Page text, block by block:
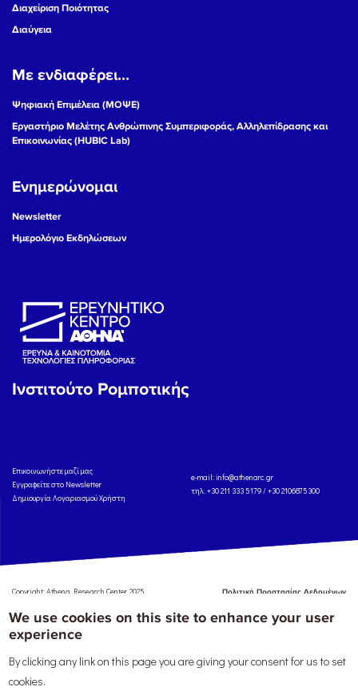
Διαχείριση Ποιότητας
Διαύγεια
Με ενδιαφέρει...
Ψηφιακή Επιμέλεια (ΜΟΨΕ)
Εργαστήριο Μελέτης Ανθρώπινης Συμπεριφοράς, Αλληλεπίδρασης και
Επικοινωνίας (HUBIC Lab)
Ενημερώνομαι
Newsletter
Ημερολόγιο Εκδηλώσεων
Ινστιτούτο Ρομποτικής
Eπικοινωνήστε μαζί μας
Εγγραφείτε στο Newsletter
Δημιουργία Λογαριασμού Χρήστη
e-mail: info@athenarc.gr
τηλ. +30 211 333 5179 / +30 2106875300
Copyright: Athena Research Center, 2025
Πολιτική Προστασίας Δεδομένων
Χρήσης
Αναφορά
We use cookies on this site to enhance your user
experience
By clicking any link on this page you are giving your consent for us to set
cookies.